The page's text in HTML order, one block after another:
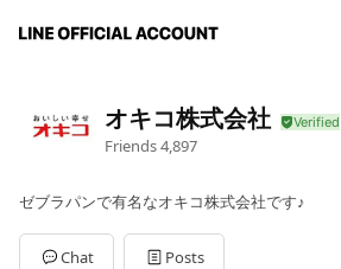
オキコ株式会社
Friends4,897
ゼブラパンで有名なオキコ株式会社です♪
Chat Posts